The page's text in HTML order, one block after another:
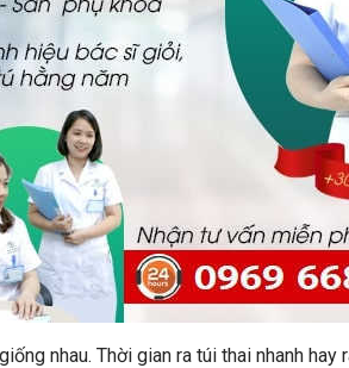
nhau. Thời gian ra túi thai nhanh